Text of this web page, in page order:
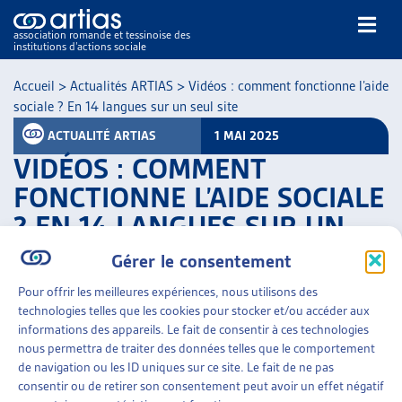
Gérer le consentement
Pour offrir les meilleures expériences, nous utilisons des
technologies telles que les cookies pour stocker et/ou accéder aux
informations des appareils. Le fait de consentir à ces technologies
nous permettra de traiter des données telles que le comportement
de navigation ou les ID uniques sur ce site. Le fait de ne pas
consentir ou de retirer son consentement peut avoir un effet négatif
association romande et tessinoise des
institutions d’actions sociale
NOS PUBLICATIONS
DOSSIERS DU MOIS
VEILLE
RESSOURCES
THÉMATIQUES
GUIDE SOCIAL ROMAND
AUTRES
Accueil > Actualités ARTIAS > Vidéos : comment fonctionne l’aide
sociale ? En 14 langues sur un seul site
ACTUALITÉ ARTIAS 1 MAI 2025
VIDÉOS : COMMENT
FONCTIONNE L’AIDE SOCIALE
? EN 14 LANGUES SUR UN
SEUL SITE
PARTAGER